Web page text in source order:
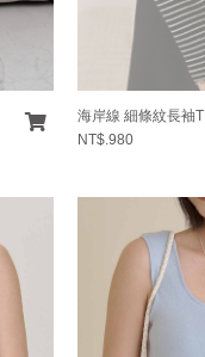
海岸線 細條紋長袖T
NT$.980